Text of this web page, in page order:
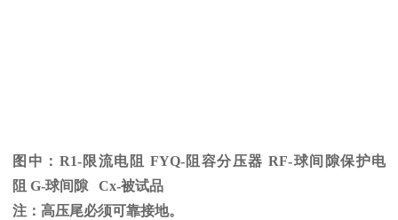
图中： R1-限流电阻 FYQ-阻容分压器 RF-球间隙保护电
阻 G-球间隙 Cx-被试品
注：高压尾必须可靠接地。